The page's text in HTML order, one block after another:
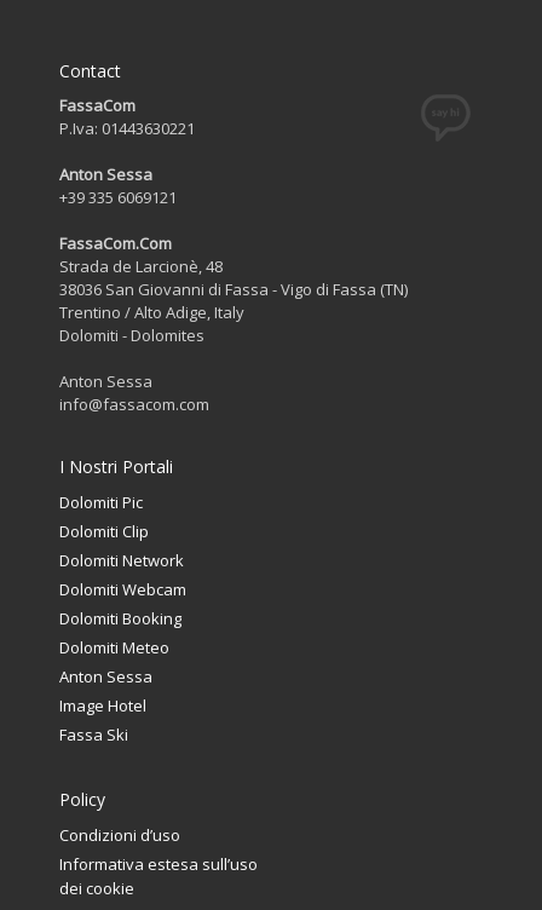
Contact
FassaCom
P.Iva: 01443630221
Anton Sessa
+39 335 6069121
FassaCom.Com
Strada de Larcionè, 48
38036 San Giovanni di Fassa - Vigo di Fassa (TN)
Trentino / Alto Adige, Italy
Dolomiti - Dolomites
Anton Sessa
info@fassacom.com
I Nostri Portali
Dolomiti Pic
Dolomiti Clip
Dolomiti Network
Dolomiti Webcam
Dolomiti Booking
Dolomiti Meteo
Anton Sessa
Image Hotel
Fassa Ski
Policy
Condizioni d’uso
Informativa estesa sull’uso
dei cookie